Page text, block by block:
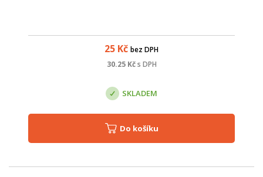
25 Kč bez DPH
30.25Kč s DPH
SKLADEM
Do košíku